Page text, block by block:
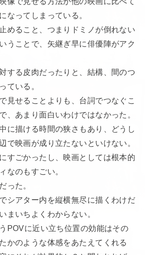
なってしまっている。
めること、つまりドミノが倒れない
うことで、矢継ぎ早に俳優陣がアク
する皮肉だったりと、結構、間のつ
ている。
見せることよりも、台詞でつなぐこ
、あまり面白いわけではなかった。
に描ける時間の狭さもあり、どうし
で映画が成り立たないといけない。
すごかったし、映画としては根本的
なのもすごい。
った。
シアター内を縦横無尽に描くわけだ
まいちよくわからない。
POVに近い立ち位置の効能はその
かのような体感をあたえてくれる